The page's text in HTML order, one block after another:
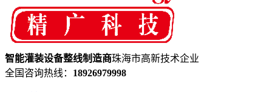
智能灌装设备整线制造商珠海市高新技术企业
全国咨询热线： 18926979998